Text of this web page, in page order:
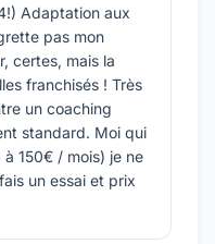
Adaptation aux
pas mon
certes, mais la
franchisés ! Très
un coaching
standard. Moi qui
150€ / mois) je ne
un essai et prix